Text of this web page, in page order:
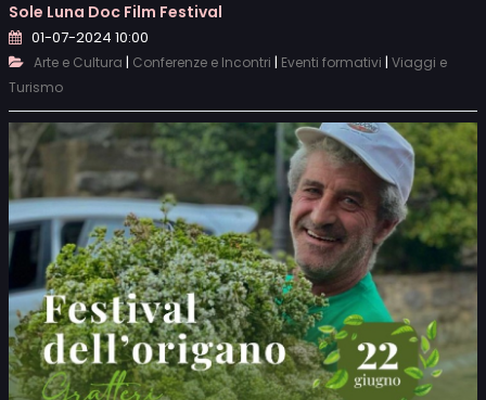
Sole Luna Doc Film Festival
01-07-2024 10:00
Arte e Cultura | Conferenze e Incontri | Eventi formativi | Viaggi e
Turismo